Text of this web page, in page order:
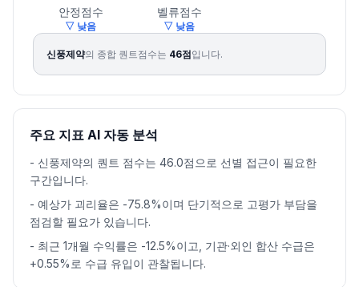
안정점수
▽ 낮음
벨류점수
▽ 낮음
신풍제약의 종합 퀀트점수는 46점입니다.
주요 지표 AI 자동 분석
- 신풍제약의 퀀트 점수는 46.0점으로 선별 접근이 필요한
구간입니다.
- 예상가 괴리율은 -75.8%이며 단기적으로 고평가 부담을
점검할 필요가 있습니다.
- 최근 1개월 수익률은 -12.5%이고, 기관·외인 합산 수급은
+0.55%로 수급 유입이 관찰됩니다.